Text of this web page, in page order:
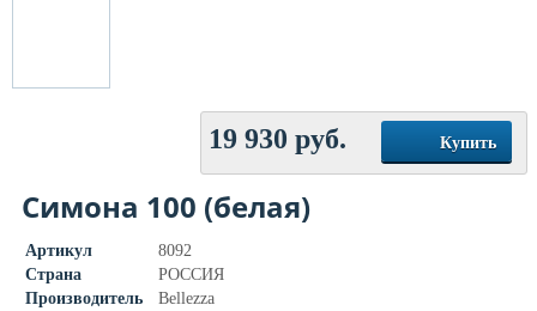
19 930 руб. Купить
Симона 100 (белая)
Артикул
8092
Страна
РОССИЯ
Производитель
Bellezza